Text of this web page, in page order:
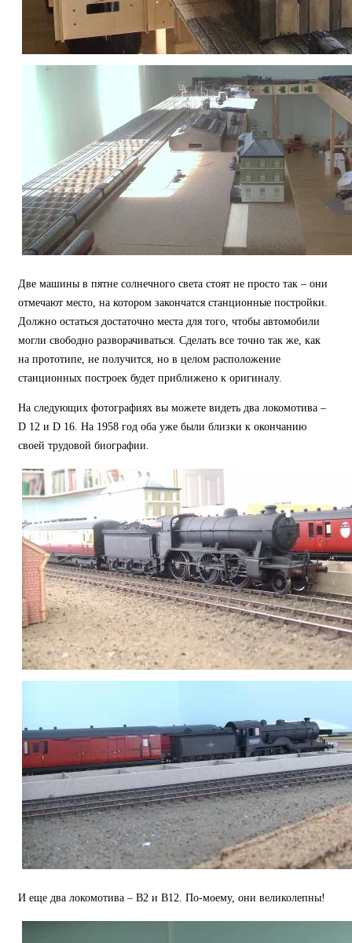
Две машины в пятне солнечного света стоят не просто так – они
отмечают место, на котором закончатся станционные постройки.
Должно остаться достаточно места для того, чтобы автомобили
могли свободно разворачиваться. Сделать все точно так же, как
на прототипе, не получится, но в целом расположение
станционных построек будет приближено к оригиналу.
На следующих фотографиях вы можете видеть два локомотива –
D 12 и D 16. На 1958 год оба уже были близки к окончанию
своей трудовой биографии.
И еще два локомотива – В2 и В12. По-моему, они великолепны!